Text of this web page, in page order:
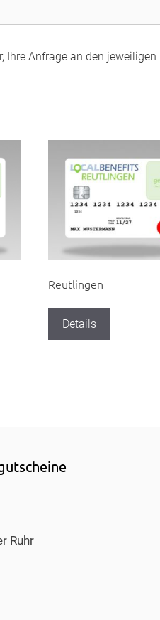
Anfrage an den
Reutlingen
Details
Ruhr